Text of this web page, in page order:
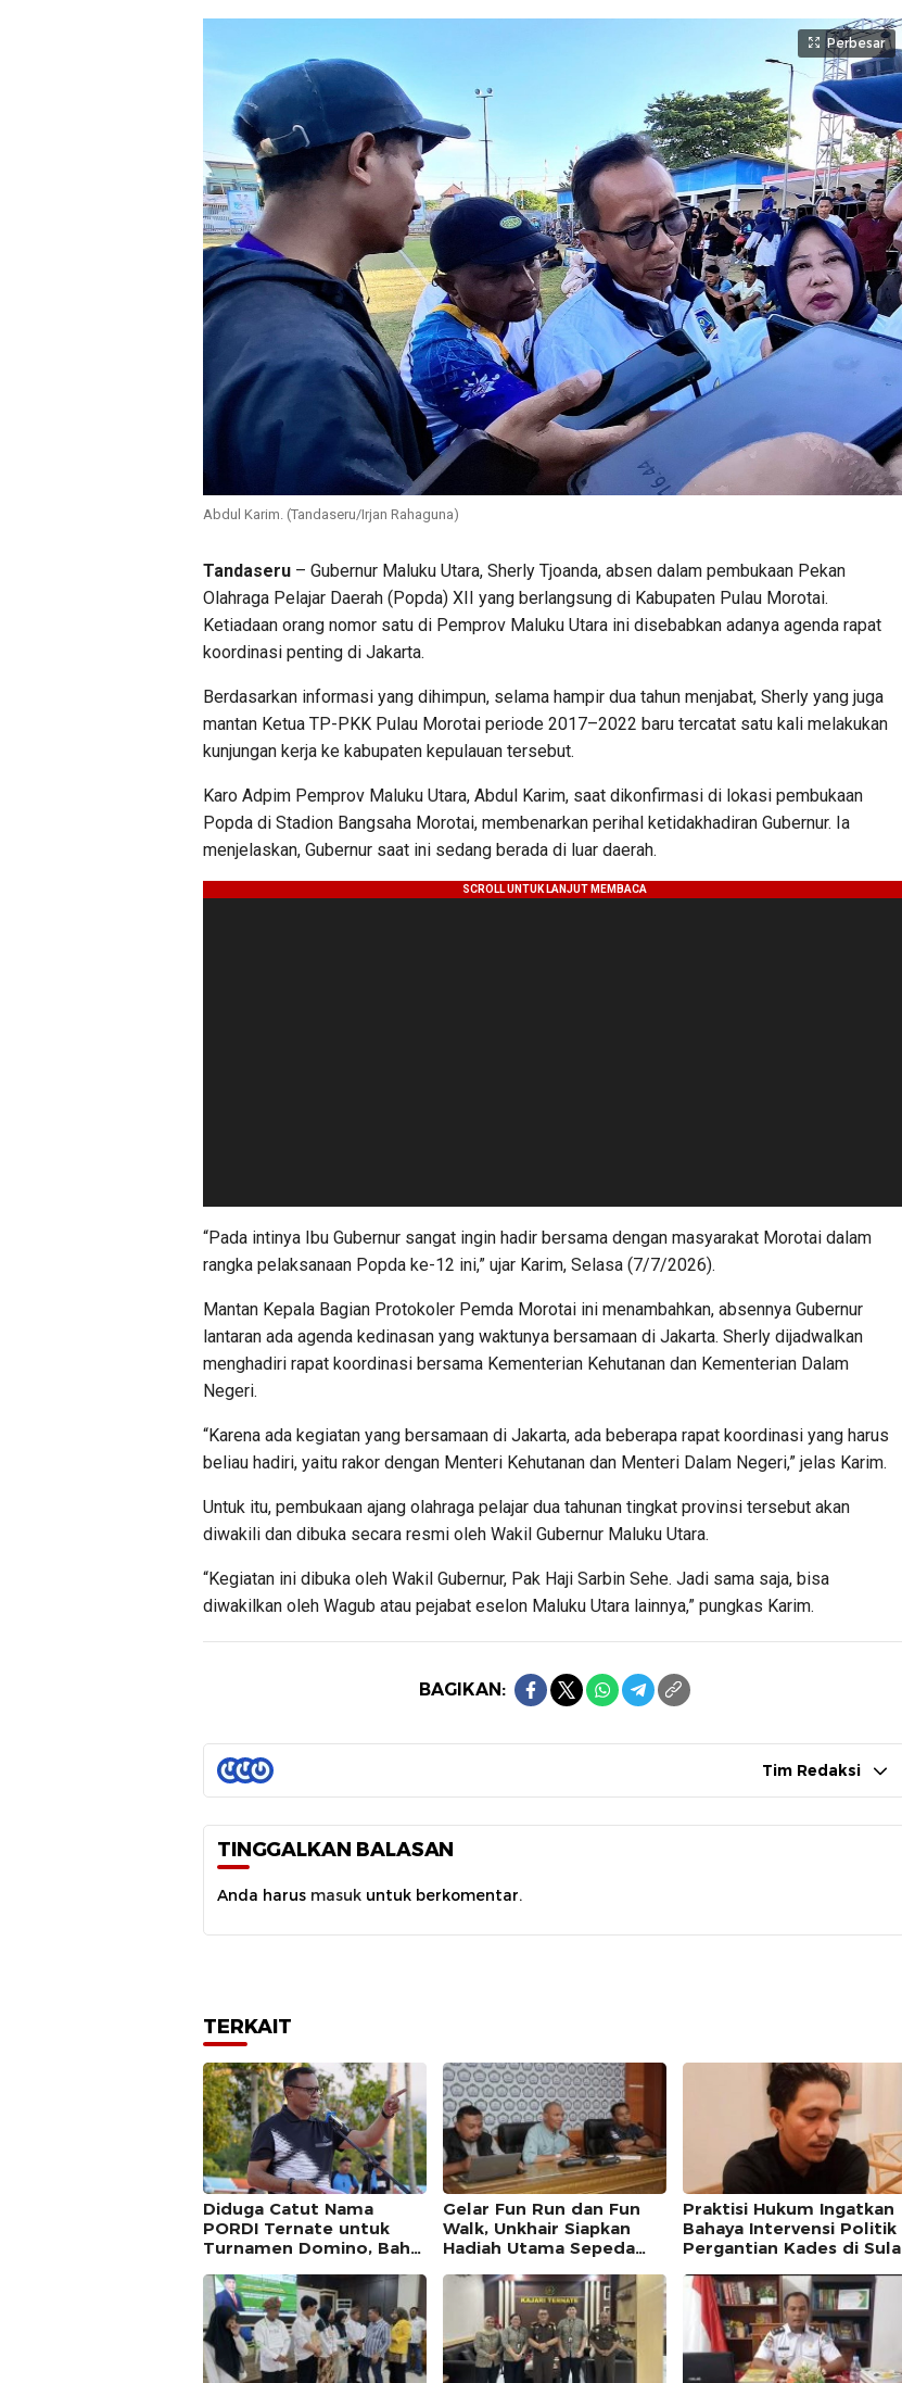
Perbesar
Abdul Karim. (Tandaseru/Irjan Rahaguna)
Tandaseru – Gubernur Maluku Utara, Sherly Tjoanda, absen dalam pembukaan Pekan
Olahraga Pelajar Daerah (Popda) XII yang berlangsung di Kabupaten Pulau Morotai.
Ketiadaan orang nomor satu di Pemprov Maluku Utara ini disebabkan adanya agenda rapat
koordinasi penting di Jakarta.
Berdasarkan informasi yang dihimpun, selama hampir dua tahun menjabat, Sherly yang juga
mantan Ketua TP-PKK Pulau Morotai periode 2017–2022 baru tercatat satu kali melakukan
kunjungan kerja ke kabupaten kepulauan tersebut.
Karo Adpim Pemprov Maluku Utara, Abdul Karim, saat dikonfirmasi di lokasi pembukaan
Popda di Stadion Bangsaha Morotai, membenarkan perihal ketidakhadiran Gubernur. Ia
menjelaskan, Gubernur saat ini sedang berada di luar daerah.
“Pada intinya Ibu Gubernur sangat ingin hadir bersama dengan masyarakat Morotai dalam
rangka pelaksanaan Popda ke-12 ini,” ujar Karim, Selasa (7/7/2026).
Mantan Kepala Bagian Protokoler Pemda Morotai ini menambahkan, absennya Gubernur
lantaran ada agenda kedinasan yang waktunya bersamaan di Jakarta. Sherly dijadwalkan
menghadiri rapat koordinasi bersama Kementerian Kehutanan dan Kementerian Dalam
Negeri.
“Karena ada kegiatan yang bersamaan di Jakarta, ada beberapa rapat koordinasi yang harus
beliau hadiri, yaitu rakor dengan Menteri Kehutanan dan Menteri Dalam Negeri,” jelas Karim.
Untuk itu, pembukaan ajang olahraga pelajar dua tahunan tingkat provinsi tersebut akan
diwakili dan dibuka secara resmi oleh Wakil Gubernur Maluku Utara.
“Kegiatan ini dibuka oleh Wakil Gubernur, Pak Haji Sarbin Sehe. Jadi sama saja, bisa
diwakilkan oleh Wagub atau pejabat eselon Maluku Utara lainnya,” pungkas Karim.
BAGIKAN:
Tim Redaksi
TINGGALKAN BALASAN
Anda harus masuk untuk berkomentar.
TERKAIT
Diduga Catut Nama
PORDI Ternate untuk
Turnamen Domino, Bahri
Hukum
Gelar Fun Run dan Fun
Walk, Unkhair Siapkan
Hadiah Utama Sepeda
Praktisi Hukum Ingatkan
Bahaya Intervensi Politik
Pergantian Kades di Sula